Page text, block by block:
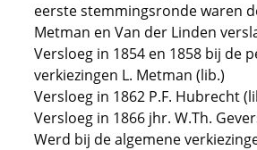
eerste stemmingsronde waren
Metman en Van der Linden
Versloeg in 1854 en 1858 bij de
verkiezingen L. Metman (lib.)
Versloeg in 1862 P.F. Hubrecht
Versloeg in 1866 jhr. W.Th.
Werd bij de algemene